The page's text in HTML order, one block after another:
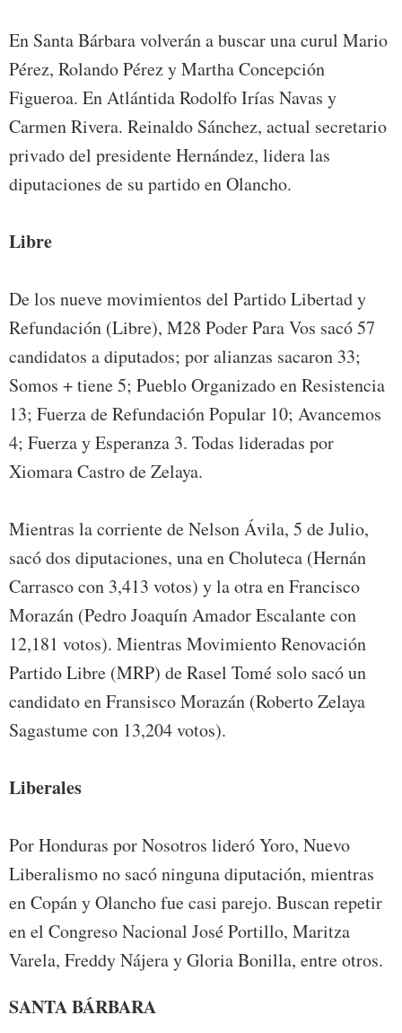
En Santa Bárbara volverán a buscar una curul Mario
Pérez, Rolando Pérez y Martha Concepción
Figueroa. En Atlántida Rodolfo Irías Navas y
Carmen Rivera. Reinaldo Sánchez, actual secretario
privado del presidente Hernández, lidera las
diputaciones de su partido en Olancho.
Libre
De los nueve movimientos del Partido Libertad y
Refundación (Libre), M28 Poder Para Vos sacó 57
candidatos a diputados; por alianzas sacaron 33;
Somos + tiene 5; Pueblo Organizado en Resistencia
13; Fuerza de Refundación Popular 10; Avancemos
4; Fuerza y Esperanza 3. Todas lideradas por
Xiomara Castro de Zelaya.
Mientras la corriente de Nelson Ávila, 5 de Julio,
sacó dos diputaciones, una en Choluteca (Hernán
Carrasco con 3,413 votos) y la otra en Francisco
Morazán (Pedro Joaquín Amador Escalante con
12,181 votos). Mientras Movimiento Renovación
Partido Libre (MRP) de Rasel Tomé solo sacó un
candidato en Fransisco Morazán (Roberto Zelaya
Sagastume con 13,204 votos).
Liberales
Por Honduras por Nosotros lideró Yoro, Nuevo
Liberalismo no sacó ninguna diputación, mientras
en Copán y Olancho fue casi parejo. Buscan repetir
en el Congreso Nacional José Portillo, Maritza
Varela, Freddy Nájera y Gloria Bonilla, entre otros.
SANTA BÁRBARA